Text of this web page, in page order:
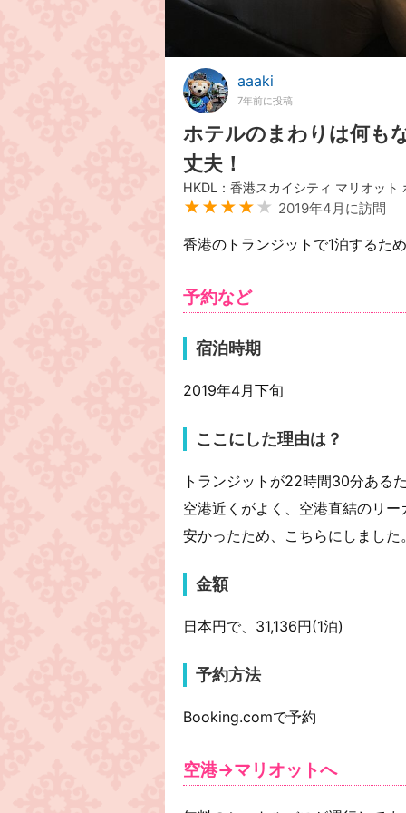
aaaki
7年前に投稿
ホテルのまわりは何も
丈夫！
HKDL：香港スカイシティ マリオット
★★★★ ★ 2019年4月に訪問
香港のトランジットで1泊するた
予約など
宿泊時期
2019年4月下旬
ここにした理由は？
トランジットが22時間30分ある
空港近くがよく、空港直結のリ
安かったため、こちらにしました
金額
日本円で、31,136円(1泊)
予約方法
Booking.comで予約
空港→マリオットへ